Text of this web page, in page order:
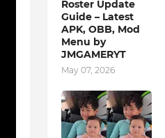
Roster Update
Guide – Latest
APK, OBB, Mod
Menu by
JMGAMERYT
May 07, 2026